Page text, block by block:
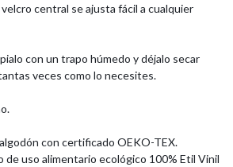
central se ajusta fácil a cualquier
con un trapo húmedo y déjalo secar
veces como lo necesites.
con certificado OEKO-TEX.
de uso alimentario ecológico 100% Etil Vinil